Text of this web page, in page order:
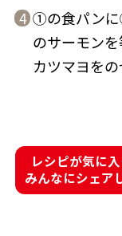
だし粉
おすすめサイト
4 ①の食パン
のサーモン
カツマヨをの
レシピが気に
みんなにシェア